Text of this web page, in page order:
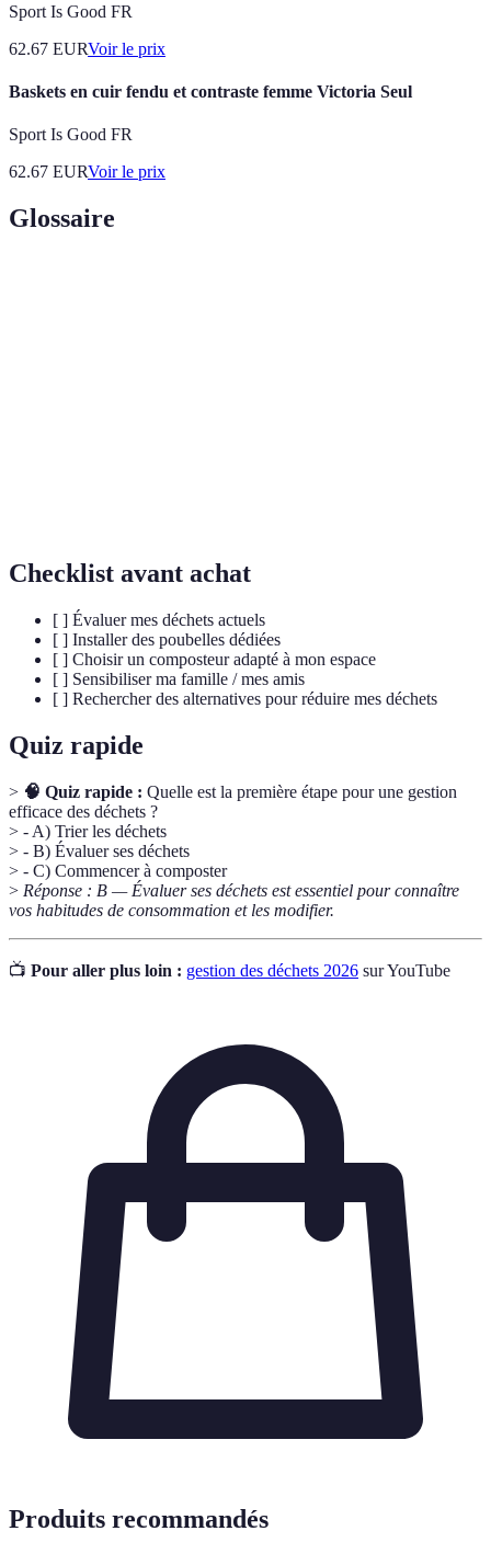
Sport Is Good FR
62.67 EURVoir le prix
Baskets en cuir fendu et contraste femme Victoria Seul
Sport Is Good FR
62.67 EURVoir le prix
Glossaire
Checklist avant achat
[ ] Évaluer mes déchets actuels
[ ] Installer des poubelles dédiées
[ ] Choisir un composteur adapté à mon espace
[ ] Sensibiliser ma famille / mes amis
[ ] Rechercher des alternatives pour réduire mes déchets
Quiz rapide
> 🧠 Quiz rapide : Quelle est la première étape pour une gestion
efficace des déchets ?
> - A) Trier les déchets
> - B) Évaluer ses déchets
> - C) Commencer à composter
> Réponse : B — Évaluer ses déchets est essentiel pour connaître
vos habitudes de consommation et les modifier.
📺 Pour aller plus loin : gestion des déchets 2026 sur YouTube
Produits recommandés